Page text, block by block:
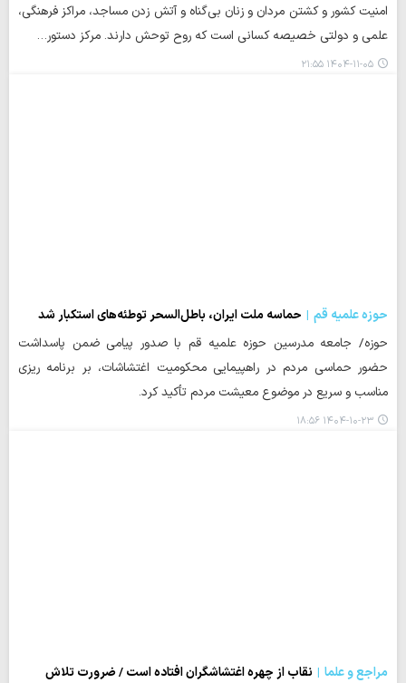
امنیت کشور و کشتن مردان و زنان بی‌گناه و آتش زدن مساجد، مراکز فرهنگی،
علمی و دولتی خصیصه کسانی است که روح توحش دارند. مرکز دستور…
۱۴۰۴-۱۱-۰۵ ۲۱:۵۵
حوزه علمیه قم
حماسه ملت ایران، باطل‌السحر توطئه‌های استکبار شد
حوزه/ جامعه مدرسین حوزه علمیه قم با صدور پیامی ضمن پاسداشت
حضور حماسی مردم در راهپیمایی محکومیت اغتشاشات، بر برنامه ریزی
مناسب و سریع در موضوع معیشت مردم تأکید کرد.
۱۴۰۴-۱۰-۲۳ ۱۸:۵۶
مراجع و علما
نقاب از چهره اغتشاشگران افتاده است / ضرورت تلاش